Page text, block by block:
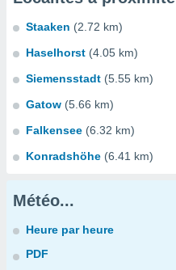
Staaken (2.72 km)
Haselhorst (4.05 km)
Siemensstadt (5.55 km)
Gatow (5.66 km)
Falkensee (6.32 km)
Konradshöhe (6.41 km)
Météo...
Heure par heure
PDF